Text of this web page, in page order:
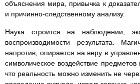
объяснения мира, привычка к
и причинно-следственному анализу.
Наука строится на наблюдении,
воспроизводимости результата.
напротив, опирается на веру в
символическое воздействие
что реальность можно изменить не